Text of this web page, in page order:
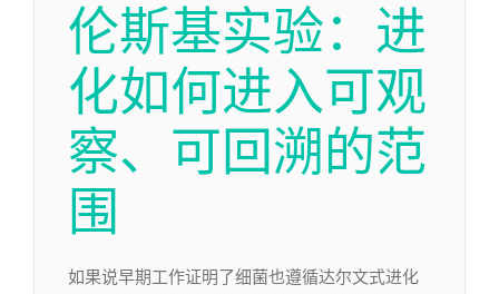
伦斯基实验：进
化如何进入可观
察、可回溯的范
围
如果说早期工作证明了细菌也遵循达尔文式进化